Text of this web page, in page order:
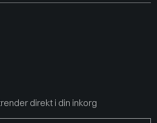
direkt i din inkorg